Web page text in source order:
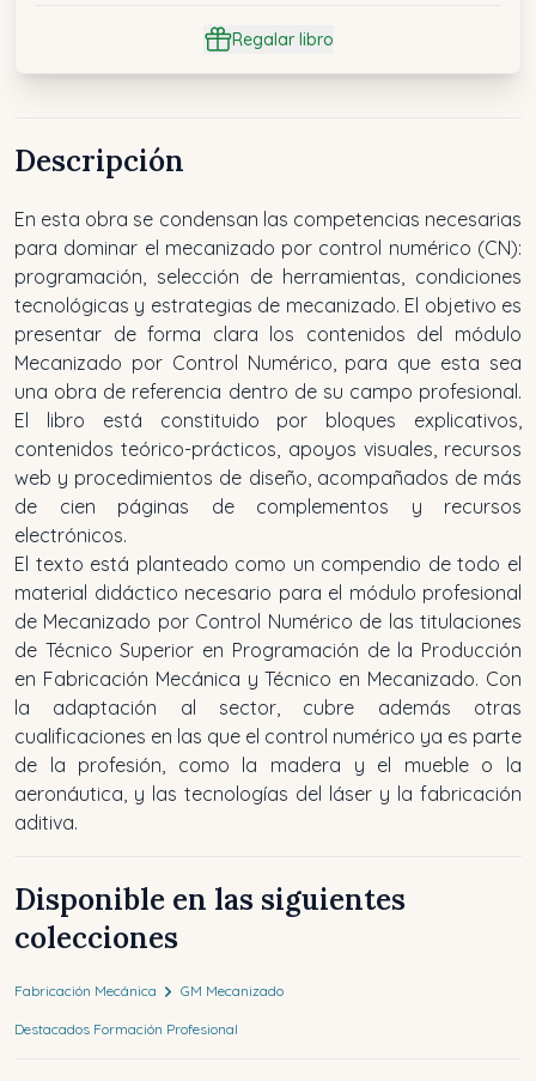
Regalar libro
Descripción
En esta obra se condensan las competencias necesarias
para dominar el mecanizado por control numérico (CN):
programación, selección de herramientas, condiciones
tecnológicas y estrategias de mecanizado. El objetivo es
presentar de forma clara los contenidos del módulo
Mecanizado por Control Numérico, para que esta sea
una obra de referencia dentro de su campo profesional.
El libro está constituido por bloques explicativos,
contenidos teórico-prácticos, apoyos visuales, recursos
web y procedimientos de diseño, acompañados de más
de cien páginas de complementos y recursos
electrónicos.
El texto está planteado como un compendio de todo el
material didáctico necesario para el módulo profesional
de Mecanizado por Control Numérico de las titulaciones
de Técnico Superior en Programación de la Producción
en Fabricación Mecánica y Técnico en Mecanizado. Con
la adaptación al sector, cubre además otras
cualificaciones en las que el control numérico ya es parte
de la profesión, como la madera y el mueble o la
aeronáutica, y las tecnologías del láser y la fabricación
aditiva.
Disponible en las siguientes
colecciones
Fabricación Mecánica GM Mecanizado
Destacados Formación Profesional